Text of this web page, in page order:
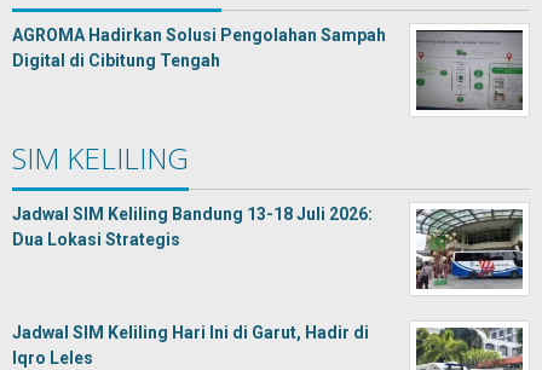
AGROMA Hadirkan Solusi Pengolahan Sampah
Digital di Cibitung Tengah
SIM KELILING
Jadwal SIM Keliling Bandung 13-18 Juli 2026:
Dua Lokasi Strategis
Jadwal SIM Keliling Hari Ini di Garut, Hadir di
Iqro Leles